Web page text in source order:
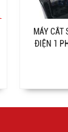
MÁY CẮT
ĐIỆN 1